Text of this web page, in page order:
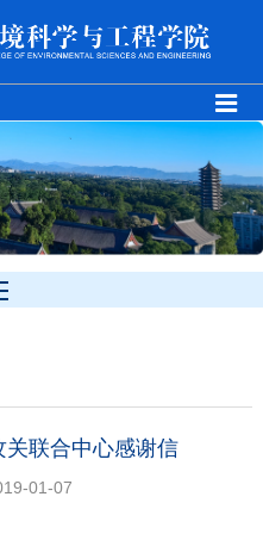
关联合中心感谢信
01-07